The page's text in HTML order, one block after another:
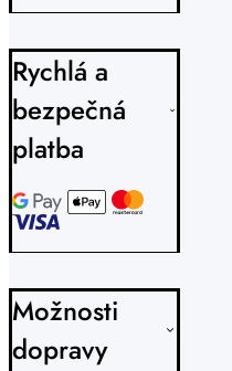
Rychlá a
bezpečná
platba
Možnosti
dopravy